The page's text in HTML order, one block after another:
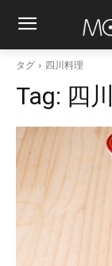
タグ 四川料理
Tag: 四